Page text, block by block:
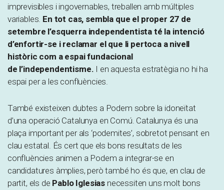
imprevisibles i ingovernables, treballen amb múltiples
variables. En tot cas, sembla que el proper 27 de
setembre l’esquerra independentista té la intenció
d’enfortir-se i reclamar el que li pertoca a nivell
històric com a espai fundacional
de l’independentisme. I en aquesta estratègia no hi ha
espai per a les confluències.
També existeixen dubtes a Podem sobre la idoneïtat
d’una operació Catalunya en Comú. Catalunya és una
plaça important per als ‘podemites’, sobretot pensant en
clau estatal. És cert que els bons resultats de les
confluències animen a Podem a integrar-se en
candidatures àmplies, però també ho és que, en clau de
partit, els de Pablo Iglesias necessiten uns molt bons